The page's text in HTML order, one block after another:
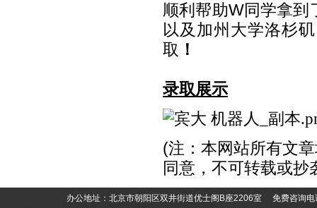
顺利帮助W同学拿到
以及加州大学洛杉
取 ！
录取展示
(注：本网站所有文
同意，不可转载或抄
办公地址：北京市朝阳区双井街道优士阁B座2206室 免费咨